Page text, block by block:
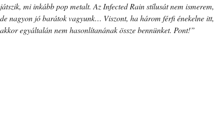
játszik, mi inkább pop metalt. Az Infected Rain stílusát nem ismerem,
de nagyon jó barátok vagyunk… Viszont, ha három férfi énekelne itt,
akkor egyáltalán nem hasonlítanának össze bennünket. Pont!”